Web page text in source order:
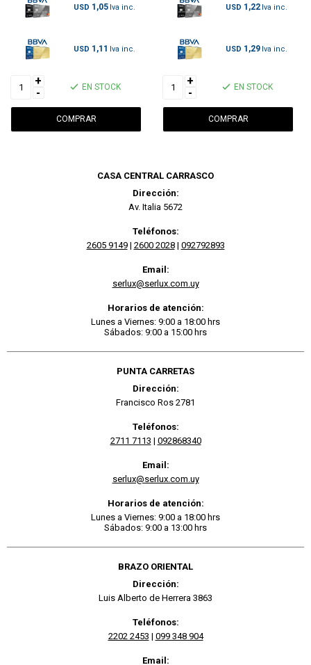
USD 1,05
USD 1,11
+
-
EN STOCK
USD 1,22
USD 1,29
+
-
EN STOCK
CASA CENTRAL CARRASCO
Dirección:
Av. Italia 5672
Teléfonos:
2605 9149| 2600 2028| 092792893
Email:
serlux@serlux.com.uy
Horarios de atención:
Lunes a Viernes: 9:00 a 18:00 hrs
Sábados: 9:00 a 15:00 hrs
PUNTA CARRETAS
Dirección:
Francisco Ros 2781
Teléfonos:
2711 7113 | 092868340
Email:
serlux@serlux.com.uy
Horarios de atención:
Lunes a Viernes: 9:00 a 18:00 hrs
Sábados: 9:00 a 13:00 hrs
BRAZO ORIENTAL
Dirección:
Luis Alberto de Herrera 3863
Teléfonos:
2202 2453 | 099 348 904
Email: